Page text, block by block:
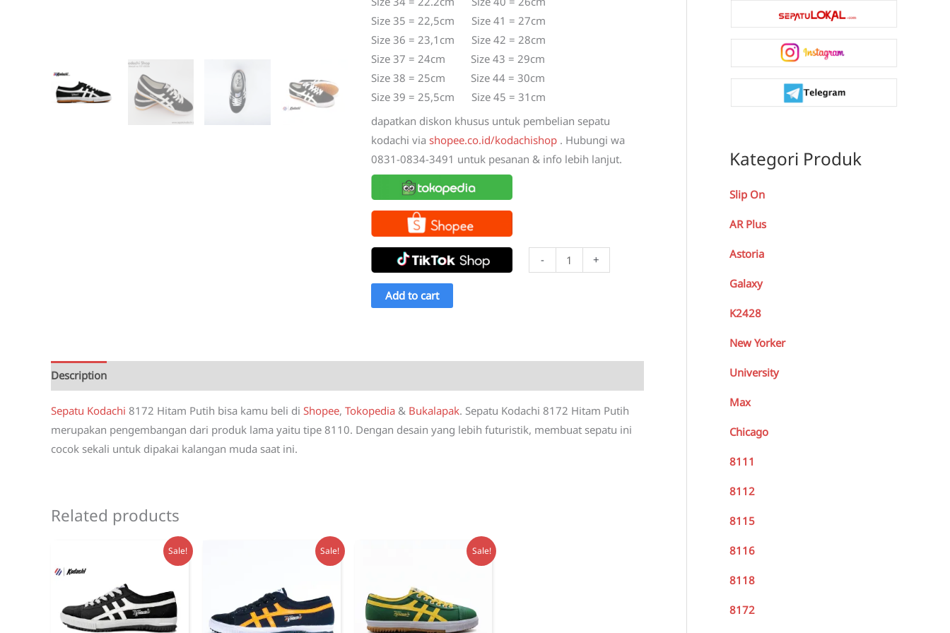
Size 35 = 22,5cm Size 41 = 27cm
Size 36 = 23,1cm Size 42 = 28cm
Size 37 = 24cm Size 43 = 29cm
Size 38 = 25cm Size 44 = 30cm
Size 39 = 25,5cm Size 45 = 31cm
dapatkan diskon khusus untuk pembelian sepatu
kodachi viashopee.co.id/kodachishop . Hubungi wa
0831-0834-3491 untuk pesanan & info lebih lanjut.
-
Kodachi
+
Add to cart
Description
Sepatu Kodachi 8172 Hitam Putih bisa kamu beli di Shopee, Tokopedia & Bukalapak. Sepatu Kodachi 8172 Hitam Putih
merupakan pengembangan dari produk lama yaitu tipe 8110. Dengan desain yang lebih futuristik, membuat sepatu ini
cocok sekali untuk dipakai kalangan muda saat ini.
Related products
Sale! Sale! Sale!
Kategori Produk
Slip On
AR Plus
Astoria
Galaxy
K2428
New Yorker
University
Max
Chicago
8111
8112
8115
8116
8118
8172